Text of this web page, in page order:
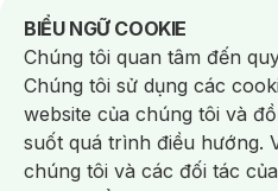
Máy Sấy Tóc
Lược
Kem Tẩy Lông/Dụng Cụ Tẩy Lông
Nước Hoa
Nước Hoa Nam Nước Hoa Cao
Nước Hoa Vùng Kín
Chăm Sóc Cá Nhân
Chống Muỗi
Khẩu Trang Máy Massage
Sản Phẩm Chăm Sóc Khác/ Bàn Chải Đánh
BIỂU NGỮ COOKIE
Notice about cookies usage
Chúng tôi quan tâm đến
Chúng tôi sử dụng các
website của chúng tôi và
suốt quá trình điều hướng.
chúng tôi và các đối tác